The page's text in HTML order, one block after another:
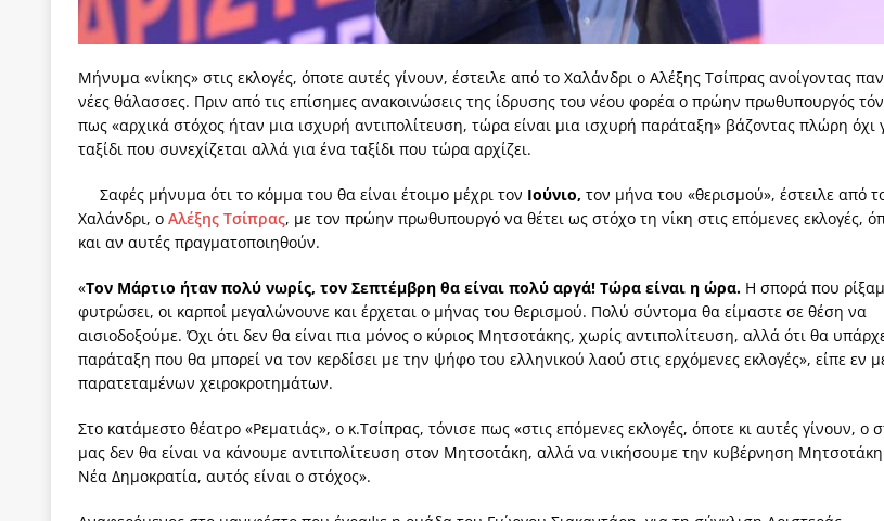
Μήνυμα «νίκης» στις εκλογές, όποτε αυτές γίνουν, έστειλε από το Χαλάνδρι ο Αλέξης Τσίπρας ανοίγοντας
νέες θάλασσες. Πριν από τις επίσημες ανακοινώσεις της ίδρυσης του νέου φορέα ο πρώην πρωθυπουργός
πως «αρχικά στόχος ήταν μια ισχυρή αντιπολίτευση, τώρα είναι μια ισχυρή παράταξη» βάζοντας πλώρη όχι
ταξίδι που συνεχίζεται αλλά για ένα ταξίδι που τώρα αρχίζει.
Σαφές μήνυμα ότι το κόμμα του θα είναι έτοιμο μέχρι τον Ιούνιο, τον μήνα του «θερισμού», έστειλε από
Χαλάνδρι, ο Αλέξης Τσίπρας, με τον πρώην πρωθυπουργό να θέτει ως στόχο τη νίκη στις επόμενες εκλογές,
και αν αυτές πραγματοποιηθούν.
«Τον Μάρτιο ήταν πολύ νωρίς, τον Σεπτέμβρη θα είναι πολύ αργά! Τώρα είναι η ώρα. Η σπορά που
φυτρώσει, οι καρποί μεγαλώνουνε και έρχεται ο μήνας του θερισμού. Πολύ σύντομα θα είμαστε σε θέση να
αισιοδοξούμε. Όχι ότι δεν θα είναι πια μόνος ο κύριος Μητσοτάκης, χωρίς αντιπολίτευση, αλλά ότι θα
παράταξη που θα μπορεί να τον κερδίσει με την ψήφο του ελληνικού λαού στις ερχόμενες εκλογές», είπε εν
παρατεταμένων χειροκροτημάτων.
Στο κατάμεστο θέατρο «Ρεματιάς», ο κ.Τσίπρας, τόνισε πως «στις επόμενες εκλογές, όποτε κι αυτές γίνουν, ο
μας δεν θα είναι να κάνουμε αντιπολίτευση στον Μητσοτάκη, αλλά να νικήσουμε την κυβέρνηση Μητσοτάκη
Νέα Δημοκρατία, αυτός είναι ο στόχος».